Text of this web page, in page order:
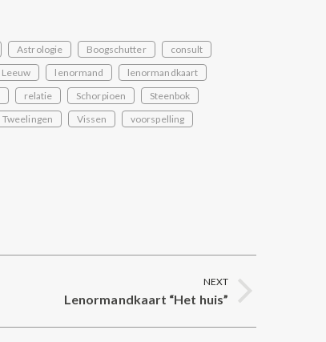
Astrologie Boogschutter
consult
Leeuw lenormand
lenormandkaart
relatie Schorpioen
Steenbok
Tweelingen Vissen
voorspelling
NEXT
Lenormandkaart “Het huis”